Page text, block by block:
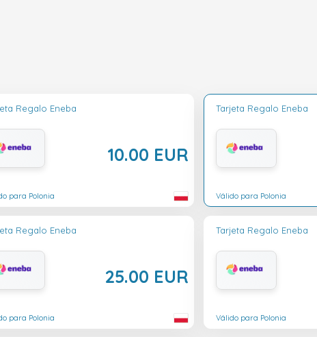
Regalo Eneba
10.00 EUR
para Polonia
Tarjeta Regalo Eneba
Válido para Polonia
Regalo Eneba
25.00 EUR
para Polonia
Tarjeta Regalo Eneba
Válido para Polonia